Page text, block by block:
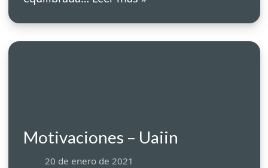
Motivaciones – Uaiin
20 de enero de 2021